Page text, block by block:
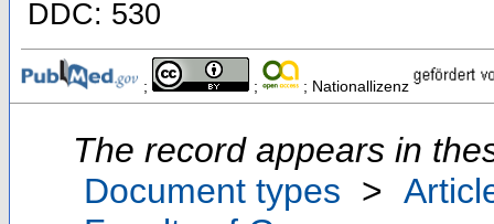
DDC: 530
; ; ; Nationallizenz
The record appears in
Document types >